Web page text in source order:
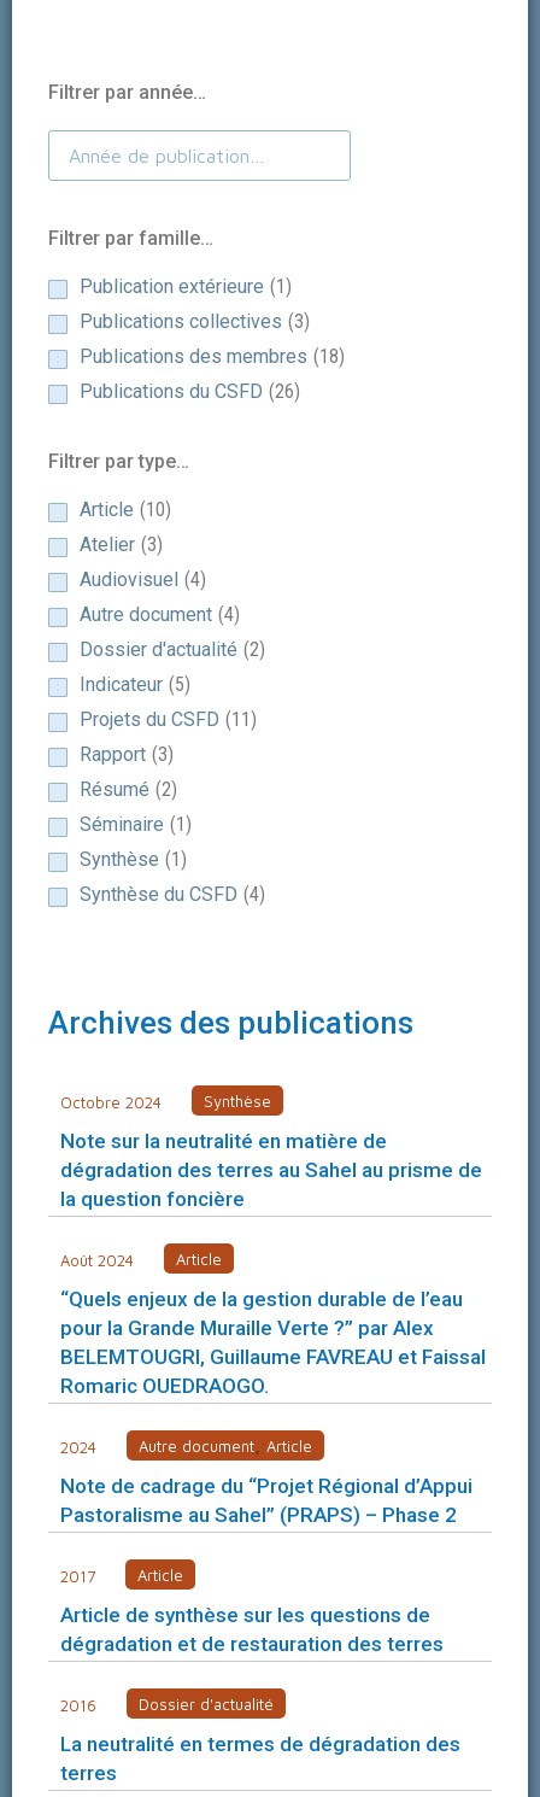
Filtrer par année…
Filtrer par famille…
Publication extérieure (1)
Publications collectives (3)
Publications des membres (18)
Publications du CSFD (26)
Filtrer par type…
Article (10)
Atelier (3)
Audiovisuel (4)
Autre document (4)
Dossier d'actualité (2)
Indicateur (5)
Projets du CSFD (11)
Rapport (3)
Résumé (2)
Séminaire (1)
Synthèse (1)
Synthèse du CSFD (4)
Archives des publications
Octobre 2024 Synthèse
Note sur la neutralité en matière de
dégradation des terres au Sahel au prisme de
la question foncière
Août 2024 Article
“Quels enjeux de la gestion durable de l’eau
pour la Grande Muraille Verte ?” par Alex
BELEMTOUGRI, Guillaume FAVREAU et Faissal
Romaric OUEDRAOGO.
2024 Autre document Article
Note de cadrage du “Projet Régional d’Appui
Pastoralisme au Sahel” (PRAPS) – Phase 2
2017 Article
Article de synthèse sur les questions de
dégradation et de restauration des terres
2016 Dossier d'actualité
La neutralité en termes de dégradation des
terres